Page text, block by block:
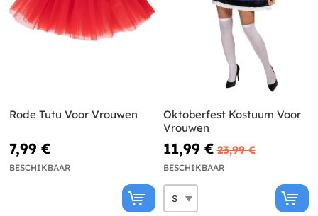
Rode Tutu Voor Vrouwen
7,99 €
BESCHIKBAAR
Oktoberfest Kostuum Voor
Vrouwen
11,99 € 23,99 €
BESCHIKBAAR